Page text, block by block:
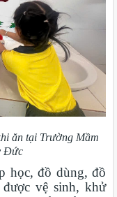
ăn tại Trường Mầm
Đức
học, đồ dùng, đồ
vệ sinh, khử